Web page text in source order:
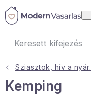
Ugrás
Ajándékok
Sziasztok, hív a nyár.
Kemping